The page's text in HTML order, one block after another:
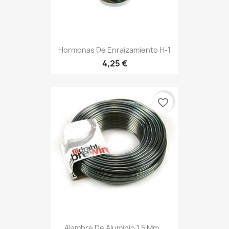
Hormonas De Enraizamiento H-1
4,25 €
favorite_border